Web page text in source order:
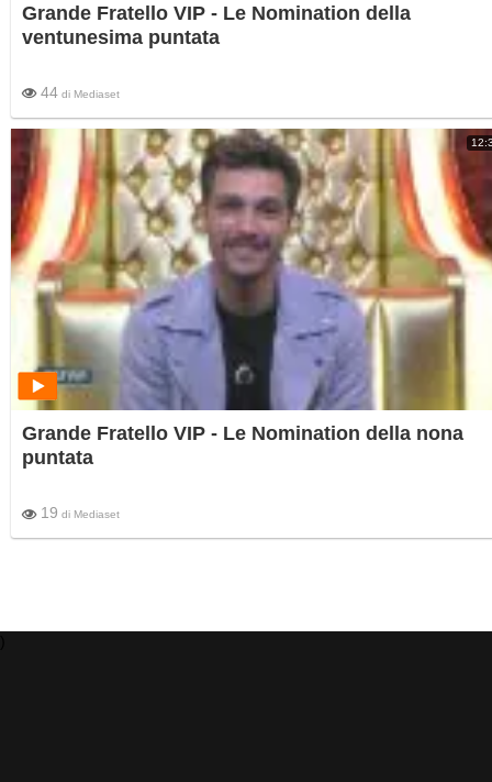
Grande Fratello VIP - Le Nomination della
ventunesima puntata
44 di Mediaset
Grande Fratello VIP - Le Nomination della nona
puntata
19 di Mediaset